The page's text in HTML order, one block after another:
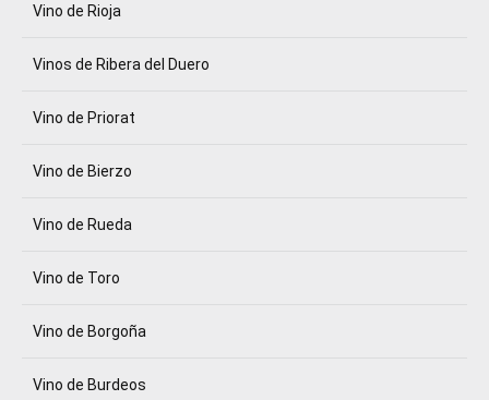
Vino de Rioja
Vinos de Ribera del Duero
Vino de Priorat
Vino de Bierzo
Vino de Rueda
Vino de Toro
Vino de Borgoña
Vino de Burdeos